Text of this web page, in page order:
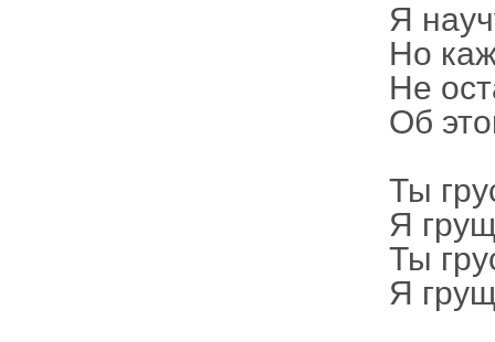
Я
Но
Не
Об
Ты
Я
Ты
Я